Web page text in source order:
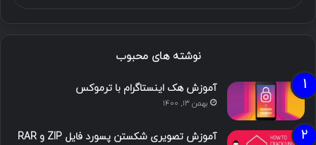
نوشته های محبوب
آموزش هک اینستاگرام با ترموکس
بهمن ۱۳, ۱۴۰۰
آموزش تصویری شکستن پسورد فایل ZIP و RAR